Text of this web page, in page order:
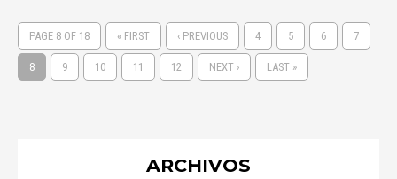
PAGE 8 OF 18 « FIRST ‹ PREVIOUS 4 5 6 7
8 9 10 11 12 NEXT › LAST »
ARCHIVOS